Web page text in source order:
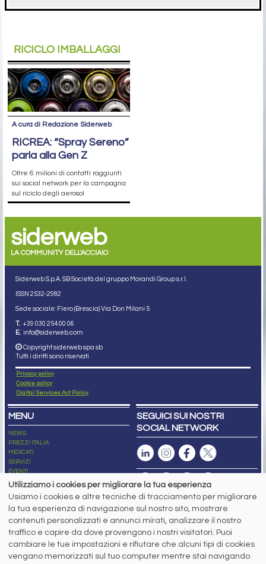
RICICLO IMBALLAGGI
A cura di Redazione Siderweb
RICREA: “Spray Sereno”
parla alla Gen Z
Oltre 6 milioni di contatti raggiunti
sui social network per la campagna
sul riciclo degli aerosol
siderweb
LA COMMUNITY DELL'ACCIAIO
Siderweb S.p.A. SB Società del gruppo Morandi Group s.r.l.
ISSN 2532-2982
Sede sociale: Flero (Brescia) Via Don Milani 5
T. +39 030 254 00 06
E. info@siderweb.com
Copyright siderweb spa sb
Tutti i diritti sono riservati
Privacy policy
Cookie policy
Digital Services Act Policy
MENU
NEWS
PREZZI ITALIA
MERCATI
SERVIZI
EVENTI
ABBONAMENTI
NEWSLETTER
SEGUICI SUI NOSTRI
SOCIAL NETWORK
Capitale Sociale: 190.000€ interamente versato
Registro delle Imprese di Brescia
Codice Fiscale e Partita I.V.A.:IT03562320170
R.E.A. n. 419331
www.siderweb.com: Autorizzazione del Tribunale di Brescia n. 11/2004 del 17
Utilizziamo i cookies per migliorare la tua esperienza
Usiamo i cookies e altre tecniche di tracciamento per migliorare
la tua esperienza di navigazione sul nostro sito, mostrare
contenuti personalizzati e annunci mirati, analizzare il nostro
traffico e capire da dove provengono i nostri visitatori. Puoi
cambiare le tue impostazioni e rifiutare che alcuni tipi di cookies
vengano memorizzati sul tuo computer mentre stai navigando